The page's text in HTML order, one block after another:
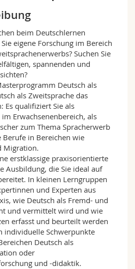
beim Deutschlernen
eigene Forschung im Bereich
Suchen Sie
spannenden und
Deutsch als
als Zweitsprache das
Es qualifiziert Sie als
Erwachsenenbereich, als
zum Thema Spracherwerb
in Bereichen wie
Migration.
erstklassige praxisorientierte
Ausbildung, die Sie ideal auf
In kleinen Lerngruppen
und Experten aus
wie Deutsch als Fremd- und
und vermittelt wird und wie
erfasst und beurteilt werden
individuelle Schwerpunkte
Deutsch als
oder
und -didaktik.